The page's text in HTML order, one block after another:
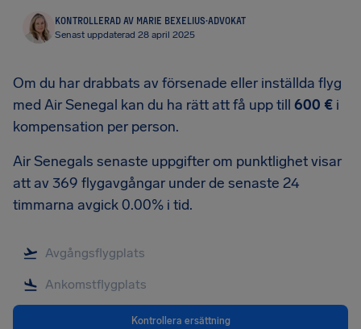
KONTROLLERAD AV MARIE BEXELIUS·ADVOKAT
Senast uppdaterad 28 april 2025
Om du har drabbats av försenade eller inställda flyg
med Air Senegal kan du ha rätt att få upp till 600 € i
kompensation per person.
Air Senegals senaste uppgifter om punktlighet visar
att av 369 flygavgångar under de senaste 24
timmarna avgick 0.00% i tid.
Kontrollera ersättning